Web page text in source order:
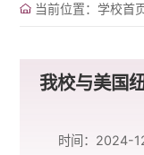
当前位置： 学校首
我校与美国
时间：2024-